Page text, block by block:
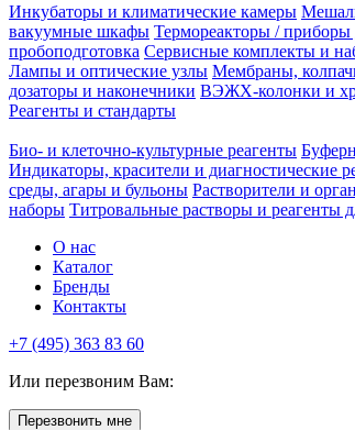
Инкубаторы и климатические камеры
вакуумные шкафы Термореакторы / приборы
пробоподготовка Сервисные комплекты и
Лампы и оптические узлы Мембраны,
дозаторы и наконечники ВЭЖХ-колонки и
Реагенты и стандарты
Био- и клеточно-культурные реагенты
Индикаторы, красители и диагностические
среды, агары и бульоны Растворители и
наборы Титровальные растворы и реагенты
О нас
Каталог
Бренды
Контакты
+7 (495) 363 83 60
Или перезвоним Вам:
Перезвонить мне